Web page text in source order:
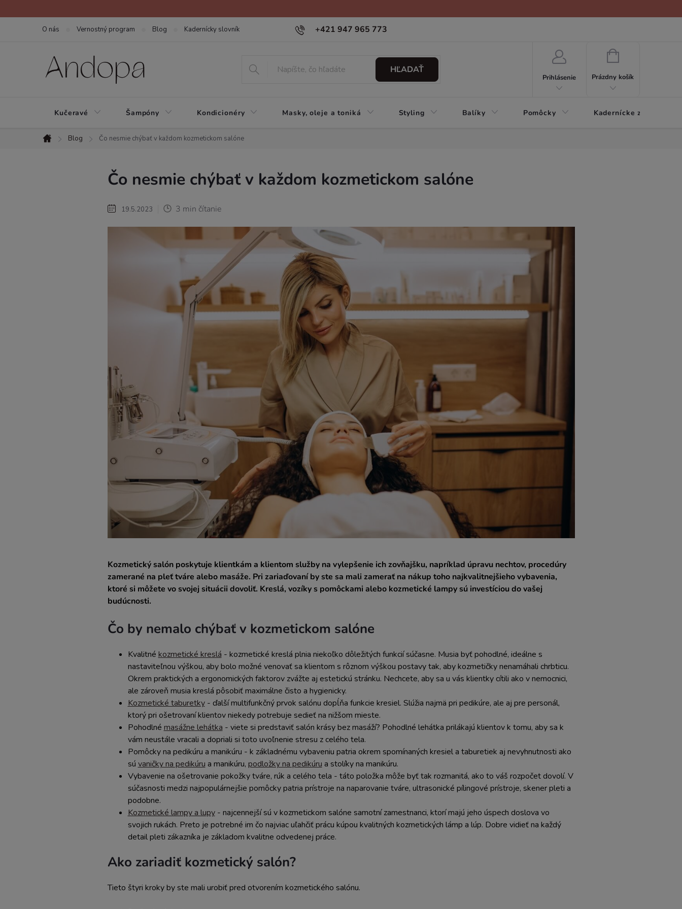
na
+421 947 965 773
O nás Vernostný program Blog Kadernícky slovník
HĽADAŤ
Prihlásenie
NÁKUPNÝ
Prázdny košík
Kučeravé Šampóny Kondicionéry Masky, oleje a toniká Styling Balíky Pomôcky Kadernícke zariadenie
Domov
Blog Čo nesmie chýbať v každom kozmetickom salóne
Čo nesmie chýbať v každom kozmetickom salóne
19.5.2023 3 min čítanie
Kozmetický salón poskytuje klientkám a klientom služby na vylepšenie ich zovňajšku, napríklad úpravu nechtov, procedúry
zamerané na pleť tváre alebo masáže. Pri zariaďovaní by ste sa mali zamerať na nákup toho najkvalitnejšieho vybavenia,
ktoré si môžete vo svojej situácii dovoliť. Kreslá, vozíky s pomôckami alebo kozmetické lampy sú investíciou do vašej
budúcnosti.
Čo by nemalo chýbať v kozmetickom salóne
Kvalitné kozmetické kreslá - kozmetické kreslá plnia niekoľko dôležitých funkcií súčasne. Musia byť pohodlné, ideálne s
nastaviteľnou výškou, aby bolo možné venovať sa klientom s rôznom výškou postavy tak, aby kozmetičky nenamáhali chrbticu.
Okrem praktických a ergonomických faktorov zvážte aj estetickú stránku. Nechcete, aby sa u vás klientky cítili ako v nemocnici,
ale zároveň musia kreslá pôsobiť maximálne čisto a hygienicky.
Kozmetické taburetky- ďalší multifunkčný prvok salónu dopĺňa funkcie kresiel. Slúžia najmä pri pedikúre, ale aj pre personál,
ktorý pri ošetrovaní klientov niekedy potrebuje sedieť na nižšom mieste.
Pohodlné masážne lehátka - viete si predstaviť salón krásy bez masáží? Pohodlné lehátka prilákajú klientov k tomu, aby sa k
vám neustále vracali a dopriali si toto uvoľnenie stresu z celého tela.
Pomôcky na pedikúru a manikúru - k základnému vybaveniu patria okrem spomínaných kresiel a taburetiek aj nevyhnutnosti ako
sú vaničky na pedikúru a manikúru, podložky na pedikúru a stolíky na manikúru.
Vybavenie na ošetrovanie pokožky tváre, rúk a celého tela - táto položka môže byť tak rozmanitá, ako to váš rozpočet dovolí. V
súčasnosti medzi najpopulárnejšie pomôcky patria prístroje na naparovanie tváre, ultrasonické pílingové prístroje, skener pleti a
podobne.
Kozmetické lampy a lupy- najcennejší sú v kozmetickom salóne samotní zamestnanci, ktorí majú jeho úspech doslova vo
svojich rukách. Preto je potrebné im čo najviac uľahčiť prácu kúpou kvalitných kozmetických lámp a lúp. Dobre vidieť na každý
detail pleti zákazníka je základom kvalitne odvedenej práce.
Ako zariadiť kozmetický salón?
Tieto štyri kroky by ste mali urobiť pred otvorením kozmetického salónu.